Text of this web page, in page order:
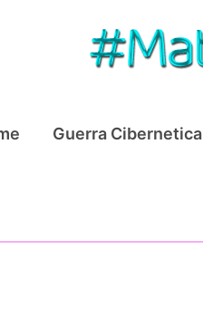
Guerra Cibernetica